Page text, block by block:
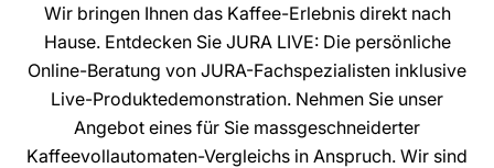
Wir bringen Ihnen das Kaffee-Erlebnis direkt nach
Hause. Entdecken Sie JURA LIVE: Die persönliche
Online-Beratung von JURA-Fachspezialisten inklusive
Live-Produktedemonstration. Nehmen Sie unser
Angebot eines für Sie massgeschneiderter
Kaffeevollautomaten-Vergleichs in Anspruch. Wir sind